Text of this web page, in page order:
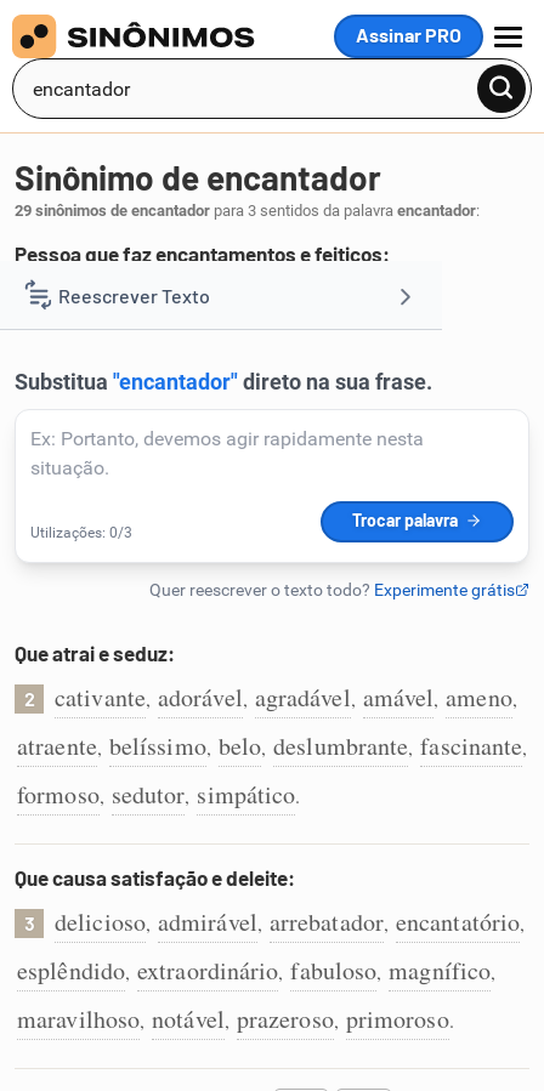
Assinar PRO
MENU
Reescrever Texto
Corrigir Texto
Humanizador de IA
Cata-letras
Conexões
Caça-palavras
Dicionário
Sinônimos
Sinônimo de encantador
29 sinônimos de encantador para 3 sentidos da palavra encantador:
Pessoa que faz encantamentos e feitiços:
1 mágico,mago,feiticeiro
Que atrai e seduz:
2 cativante, adorável, agradável, amável, ameno,
atraente, belíssimo, belo, deslumbrante, fascinante,
formoso, sedutor, simpático.
Que causa satisfação e deleite:
3 delicioso, admirável, arrebatador, encantatório,
esplêndido, extraordinário, fabuloso, magnífico,
maravilhoso, notável, prazeroso, primoroso.